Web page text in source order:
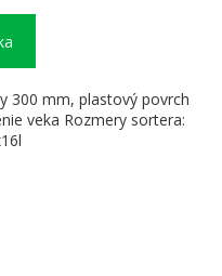
300 mm, plastový povrch
veka Rozmery sortera: